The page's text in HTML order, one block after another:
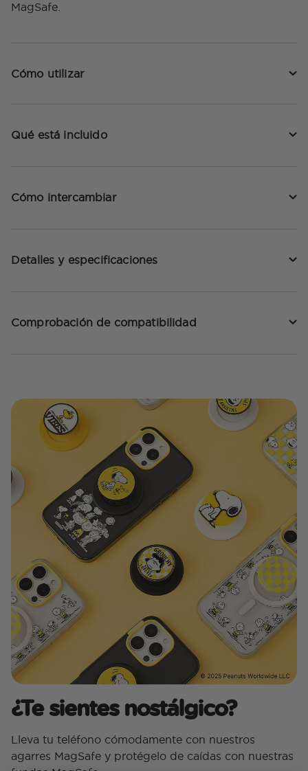
MagSafe.
Cómo utilizar
Qué está incluido
Cómo intercambiar
Detalles y especificaciones
Comprobación de compatibilidad
¿Te sientes nostálgico?
Lleva tu teléfono cómodamente con nuestros
agarres MagSafe y protégelo de caídas con nuestras